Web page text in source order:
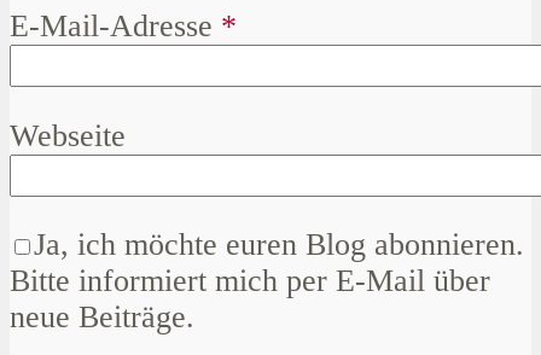
E-Mail-Adresse *
Webseite
Ja, ich möchte euren Blog abonnieren.
Bitte informiert mich per E-Mail über
neue Beiträge.